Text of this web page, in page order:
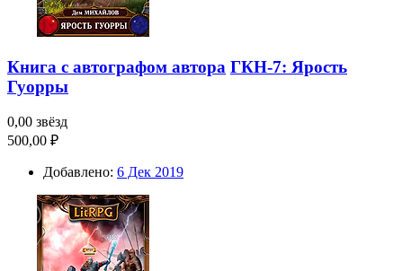
Книга с автографом автора ГКН-7: Ярость
Гуорры
0,00 звёзд
500,00 ₽
Добавлено: 6 Дек 2019